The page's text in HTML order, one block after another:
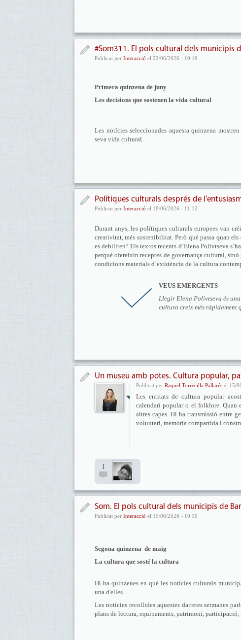
#Som311. El pols cultural dels municipis
Publicat per Interacció el 22/06/2026 - 10:19
Primera quinzena de juny
Les decisions que sostenen la vida cultural
Les notícies seleccionades aquesta quinzena
seva vida cultural.
Polítiques culturals després de
Publicat per Interacció el 18/06/2026 - 11:12
Durant anys, les polítiques culturals europees van
creativitat, més sostenibilitat. Però què passa quan
es debiliten? Els textos recents d’Elena Polivtseva
perquè ofereixin receptes de governança cultural,
condicions materials d’existència de la cultura
VEUS EMERGENTS
Llegir Elena Polivtseva és
cultura creix més ràpidament
Un museu amb potes. Cultura popular,
Publicat per Raquel Torrecilla Pallarés el 15/
Les entitats de cultura popular
calendari popular o el folklore. Quan
altres capes. Hi ha transmissió entre
voluntari, memòria compartida i
1
Som. El pols cultural dels municipis de
Publicat per Interacció el 15/06/2026 - 10:30
Segona quinzena de maig
La cultura que sosté la cultura
Hi ha quinzenes en què les notícies culturals
una d'elles.
Les notícies recollides aquestes darreres setmanes
plans de lectura, equipaments, patrimoni,